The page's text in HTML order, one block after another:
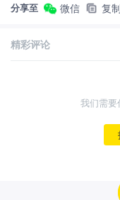
分享至 微信 复
精彩评论
我们需要